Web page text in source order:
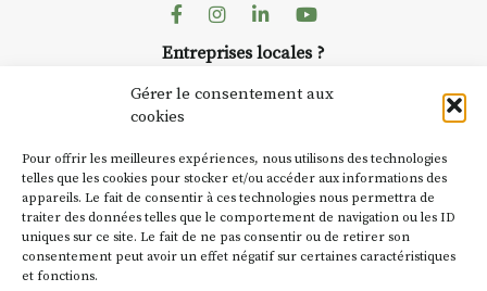
Gérer le consentement aux
cookies
Pour offrir les meilleures expériences, nous utilisons des technologies
telles que les cookies pour stocker et/ou accéder aux informations des
appareils. Le fait de consentir à ces technologies nous permettra de
traiter des données telles que le comportement de navigation ou les ID
uniques sur ce site. Le fait de ne pas consentir ou de retirer son
consentement peut avoir un effet négatif sur certaines caractéristiques
et fonctions.
Et si le temps se gâte : un atelier
abrité permettra de continuer à
créer.
les 3 jours)
Minimum 8 personnes – sans
pension complète
Prix pour l’accompagnement et
FacebookInstagram
LinkedinYoutube
Entreprises locales ?
Suivez toute l'actu de Strada